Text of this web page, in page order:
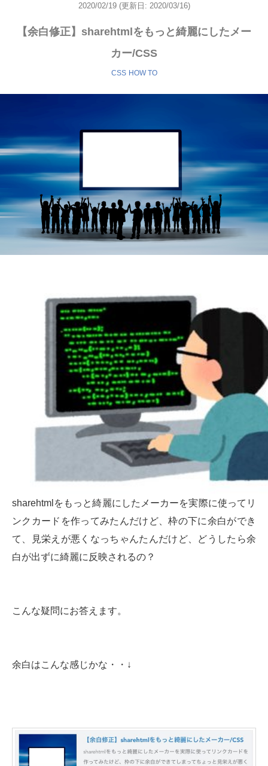
2020/02/19 (更新日: 2020/03/16)
【余白修正】sharehtmlをもっと綺麗にしたメー
カー/CSS
CSS HOW TO
sharehtmlをもっと綺麗にしたメーカーを実際に使ってリ
ンクカードを作ってみたんだけど、枠の下に余白ができ
て、見栄えが悪くなっちゃんたんだけど、どうしたら余
白が出ずに綺麗に反映されるの？
こんな疑問にお答えます。
余白はこんな感じかな・・↓